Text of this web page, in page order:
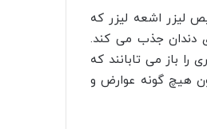
لیزر اشعه لیزر که
دندان جذب می کند.
باز می تابانند که
هیچ گونه عوارض و